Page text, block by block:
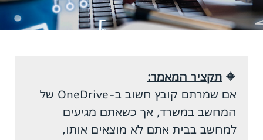
🔶 תקציר המאמר:
אם שמרתם קובץ חשוב ב-OneDrive של
המחשב במשרד, אך כשאתם מגיעים
למחשב בבית אתם לא מוצאים אותו,